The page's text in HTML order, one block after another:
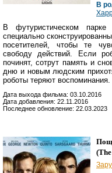
В
В футуристическом
специально
посетителей, чтобы те
свободу действий. Если
починят, сотрут память и
дню и новым людским
роботы теряют воспоминания.
Дата выхода фильма: 03.10.2016
Дата добавления: 22.11.2016
Последнее обновление: 22.03.2023
(